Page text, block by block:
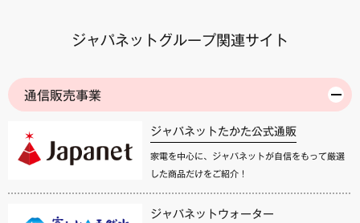
ジャパネットグループ関連サイト
通信販売事業
ジャパネットたかた公式通販
家電を中心に、ジャパネットが自信をもって厳選
した商品だけをご紹介！
ジャパネットウォーター